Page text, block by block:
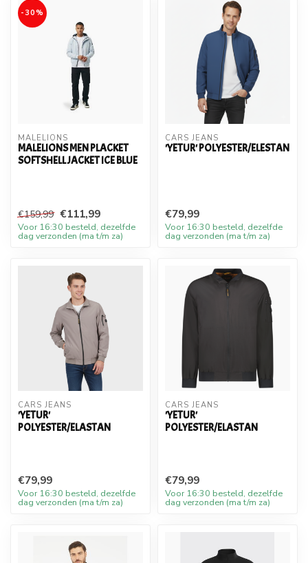
-30%
MALELIONS
MALELIONS MEN PLACKET
SOFTSHELL JACKET ICE BLUE
€159,99 €111,99
Voor 16:30 besteld, dezelfde
dag verzonden (ma t/m za)
CARS JEANS
'YETUR' POLYESTER/ELESTAN
€79,99
Voor 16:30 besteld, dezelfde
dag verzonden (ma t/m za)
CARS JEANS
'YETUR'
POLYESTER/ELASTAN
€79,99
Voor 16:30 besteld, dezelfde
dag verzonden (ma t/m za)
CARS JEANS
'YETUR'
POLYESTER/ELASTAN
€79,99
Voor 16:30 besteld, dezelfde
dag verzonden (ma t/m za)